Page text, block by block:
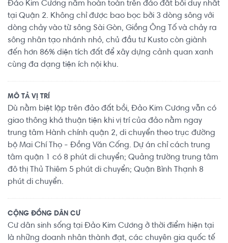
Đảo Kim Cương nằm hoàn toàn trên đảo đất bồi duy nhất
tại Quận 2. Không chỉ được bao bọc bởi 3 dòng sông với
dòng chảy vào từ sông Sài Gòn, Giồng Ông Tố và chảy ra
sông nhân tạo nhánh nhỏ, chủ đầu tư Kusto còn giành
đến hơn 86% diện tích đất để xây dựng cảnh quan xanh
cùng đa dạng tiện ích nội khu.
MÔ TẢ VỊ TRÍ
Dù nằm biệt lập trên đảo đất bồi, Đảo Kim Cương vẫn có
giao thông khá thuận tiện khi vị trí của đảo nằm ngay
trung tâm Hành chính quận 2, di chuyển theo trục đường
bộ Mai Chí Thọ - Đồng Văn Cống. Dự án chỉ cách trung
tâm quận 1 có 8 phút di chuyển; Quảng trường trung tâm
đô thị Thủ Thiêm 5 phút di chuyển; Quận Bình Thạnh 8
phút di chuyển.
CỘNG ĐỒNG DÂN CƯ
Cư dân sinh sống tại Đảo Kim Cương ở thời điểm hiện tại
là những doanh nhân thành đạt, các chuyên gia quốc tế